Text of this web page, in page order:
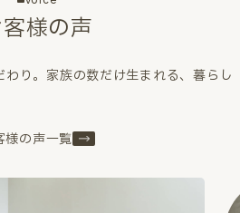
様の声
り。家族の数だけ生まれる、暮らし
様の声一覧